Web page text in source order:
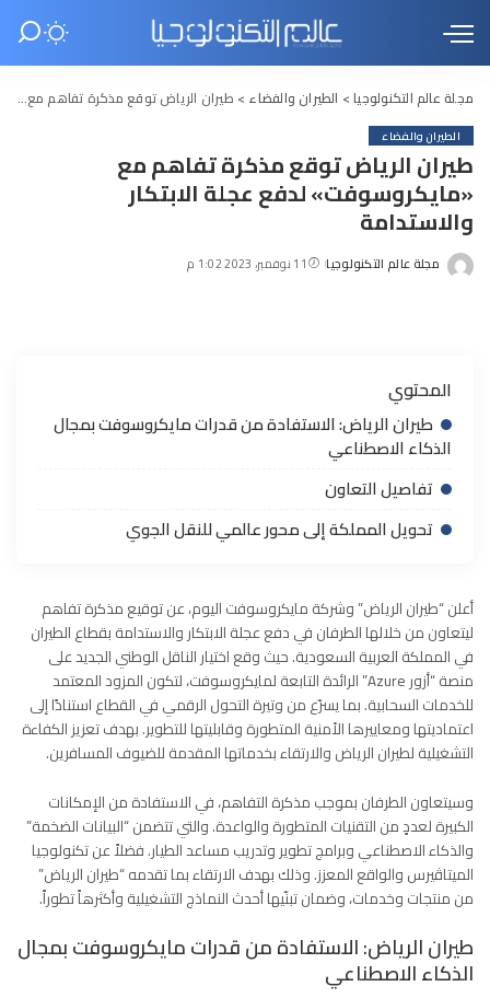
مجلة عالم التكنولوجيا> الطيران والفضاء > طيران الرياض توقع مذكرة تفاهم مع «مايكروسوفت» لدفع عجلة الابتكار والاستدامة
الطيران والفضاء
طيران الرياض توقع مذكرة تفاهم مع
«مايكروسوفت» لدفع عجلة الابتكار
والاستدامة
Posted
مجلة عالم التكنولوجيا 11 نوفمبر، 2023 1:02 م
المحتوي
طيران الرياض: الاستفادة من قدرات مايكروسوفت بمجال
الذكاء الاصطناعي
تفاصيل التعاون
تحويل المملكة إلى محور عالمي للنقل الجوي
أعلن “طيران الرياض” وشركة مايكروسوفت اليوم، عن توقيع مذكرة تفاهم
ليتعاون من خلالها الطرفان في دفع عجلة الابتكار والاستدامة بقطاع الطيران
في المملكة العربية السعودية. حيث وقع اختيار الناقل الوطني الجديد على
منصة “أزور Azure” الرائدة التابعة لمايكروسوفت، لتكون المزود المعتمد
للخدمات السحابية. بما يسرّع من وتيرة التحول الرقمي في القطاع استنادًا إلى
اعتماديتها ومعاييرها الأمنية المتطورة وقابليتها للتطوير. بهدف تعزيز الكفاءة
التشغيلية لطيران الرياض والارتقاء بخدماتها المقدمة للضيوف المسافرين.
وسيتعاون الطرفان بموجب مذكرة التفاهم، في الاستفادة من الإمكانات
الكبيرة لعددٍ من التقنيات المتطورة والواعدة. والتي تتضمن “البيانات الضخمة”
والذكاء الاصطناعي وبرامج تطوير وتدريب مساعد الطيار. فضلاً عن تكنولوجيا
الميتاڤيرس والواقع المعزز. وذلك بهدف الارتقاء بما تقدمه “طيران الرياض”
من منتجات وخدمات، وضمان تبنّيها أحدث النماذج التشغيلية وأكثرهاً تطوراً.
طيران الرياض: الاستفادة من قدرات مايكروسوفت بمجال
الذكاء الاصطناعي